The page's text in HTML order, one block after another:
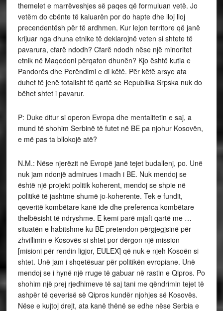
themelet e marrëveshjes së paqes që formuluan vetë. Jo
vetëm do cbënte të kaluarën por do hapte dhe lloj lloj
precendentësh për të ardhmen. Kur lejon territore që janë
krijuar nga dhuna etnike të deklarojnë veten si shtete të
pavarura, cfarë ndodh? Cfarë ndodh nëse një minoritet
etnik në Maqedoni përqafon dhunën? Kjo është kutia e
Pandorës dhe Perëndimi e di këtë. Për këtë arsye ata
duhet të jenë totalisht të qartë se Republika Srpska nuk do
bëhet shtet i pavarur.
P: Duke ditur si operon Evropa dhe mentalitetin e saj, a
mund të shohim Serbinë të futet në BE pa njohur Kosovën,
e më pas ta bllokojë atë?
N.M.: Nëse njerëzit në Evropë janë tejet budallenj, po. Unë
nuk jam ndonjë admirues i madh i BE. Nuk mendoj se
është një projekt politik koherent, mendoj se shpie në
politikë të jashtme shumë jo-koherente. Tek e fundit,
qeveritë kombëtare kanë ide dhe preferenca kombëtare
thelbësisht të ndryshme. E kemi parë mjaft qartë me …
situatën e habitshme ku BE pretendon përgjegjsinë për
zhvillimin e Kosovës si shtet por dërgon një mission
[misioni për rendin ligjor, EULEX] që nuk e njeh Kosoën si
shtet. Unë jam i shqetësuar për politikën evropiane. Unë
mendoj se i hynë një rruge të gabuar në rastin e Qipros. Po
shohim një prej rjedhimeve të saj tani me qëndrimin tejet të
ashpër të qeverisë së Qipros kundër njohjes së Kosovës.
Nëse e kujtoj drejt, ata kanë thënë se edhe nëse Serbia e